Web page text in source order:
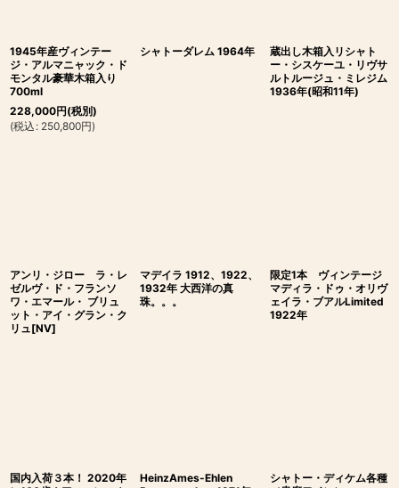
1945年産ヴィンテー
ジ・アルマニャック・ド
モンタル豪華木箱入り
700ml
228,000円(税別)
(税込 : 250,800円)
シャトーダレム 1964年
蔵出し木箱入リシャト
ー・シスケーユ・リヴサ
ルトルージュ・ミレジム
1936年(昭和11年)
アンリ・ジロー ラ・レ
ゼルヴ・ド・フランソ
ワ・エマール・ ブリュ
ット・アイ・グラン・ク
リュ[NV]
マデイラ 1912、1922、
1932年 大西洋の真
珠。。。
限定1本 ヴィンテージ
マディラ・ドゥ・オリヴ
ェイラ・ブアルLimited
1922年
国内入荷３本！ 2020年
HeinzAmes-Ehlen
シャトー・ディケム各種